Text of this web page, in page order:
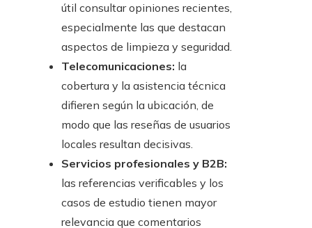
útil consultar opiniones recientes,
especialmente las que destacan
aspectos de limpieza y seguridad.
Telecomunicaciones: la
cobertura y la asistencia técnica
difieren según la ubicación, de
modo que las reseñas de usuarios
locales resultan decisivas.
Servicios profesionales y B2B:
las referencias verificables y los
casos de estudio tienen mayor
relevancia que comentarios